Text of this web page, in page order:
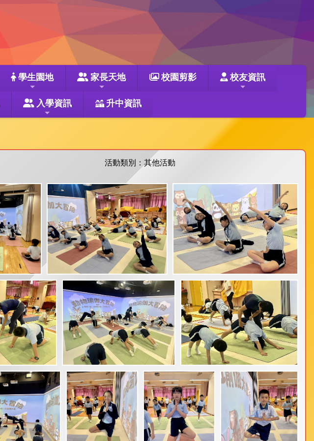
學生園地 家長天地 校園剪影 校友資訊
入學資訊 升中資訊
活動類別：其他活動